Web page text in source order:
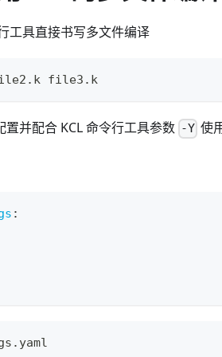
工具直接书写多文件编译
file3.k
置并配合 KCL 命令行工具参数 -Y 使
: